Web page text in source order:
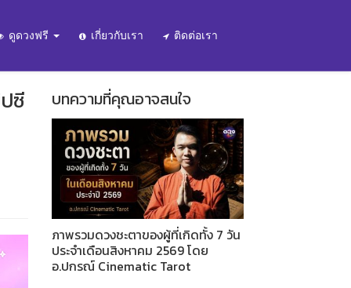
ดูดวงฟรี เกี่ยวกับเรา ติดต่อเรา
ซี
บทความที่คุณอาจสนใจ
ภาพรวมดวงชะตาของผู้ที่เกิดทั้ง 7 วัน
ประจำเดือนสิงหาคม 2569 โดย
อ.ปกรณ์ Cinematic Tarot